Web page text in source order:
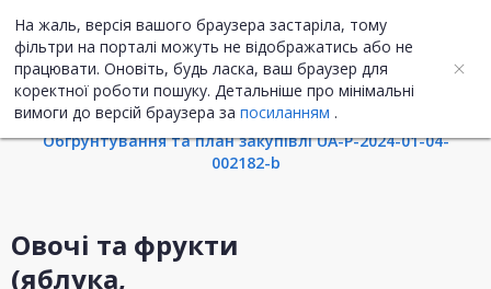
На жаль, версія вашого браузера застаріла, тому
фільтри на порталі можуть не відображатись або не
працювати. Оновіть, будь ласка, ваш браузер для
коректної роботи пошуку. Детальніше про мінімальні
вимоги до версій браузера за посиланням .
UA ENG
Інформація про закупівлю
Обгрунтування та план закупівлі UA-P-2024-01-04-
002182-b
Овочі та фрукти
(яблука,